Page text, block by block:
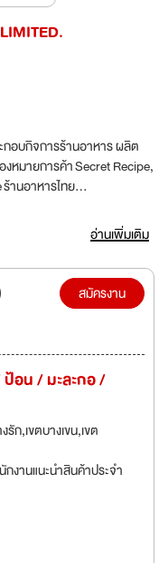
กอบกิจการร้านอาหาร ผลิต
งหมายการค้า Secret Recipe,
านอาหารไทย
งานบริการและพร้อมที่จะก้าว
อ่านเพิ่มเติม
สมัครงาน
อน / มะละกอ /
ก,เขตบางเขน,เขต
งานแนะนำสินค้าประจำ